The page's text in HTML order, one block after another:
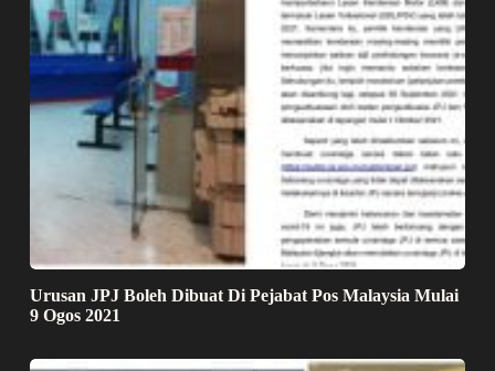
Urusan JPJ Boleh Dibuat Di Pejabat Pos Malaysia Mulai
9 Ogos 2021